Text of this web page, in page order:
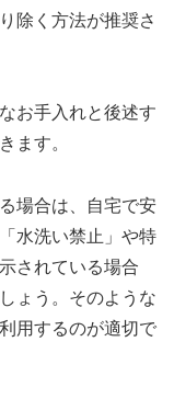
除く方法が推奨さ
お手入れと後述す
ます。
場合は、自宅で安
水洗い禁止」や特
されている場合
ょう。そのような
用するのが適切で